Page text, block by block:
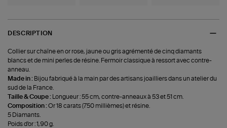
DESCRIPTION
Collier sur chaîne en or rose, jaune ou gris agrémenté de cinq diamants
blancs et de mini perles de résine. Fermoir classique à ressort avec contre-
anneau.
Made in : Bijou fabriqué à la main par des artisans joailliers dans un atelier du
sud de la France.
Taille & Coupe : Longueur : 55 cm, contre-anneaux à 53 et 51 cm.
Composition :Or 18 carats (750 millièmes) et résine.
5 Diamants.
Poids d'or : 1,90 g.